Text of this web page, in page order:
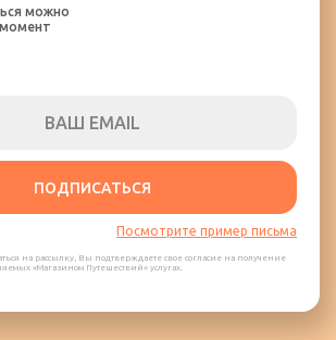
можно
ПОДПИСАТЬСЯ
Посмотрите пример письма
на рассылку, Вы подтверждаете свое согласие на получение
«Магазином Путешествий» услугах.